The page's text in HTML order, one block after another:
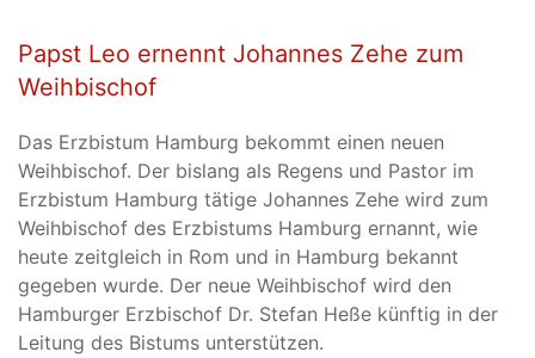
Papst Leo ernennt Johannes Zehe zum
Weihbischof
Das Erzbistum Hamburg bekommt einen neuen
Weihbischof. Der bislang als Regens und Pastor im
Erzbistum Hamburg tätige Johannes Zehe wird zum
Weihbischof des Erzbistums Hamburg ernannt, wie
heute zeitgleich in Rom und in Hamburg bekannt
gegeben wurde. Der neue Weihbischof wird den
Hamburger Erzbischof Dr. Stefan Heße künftig in der
Leitung des Bistums unterstützen.